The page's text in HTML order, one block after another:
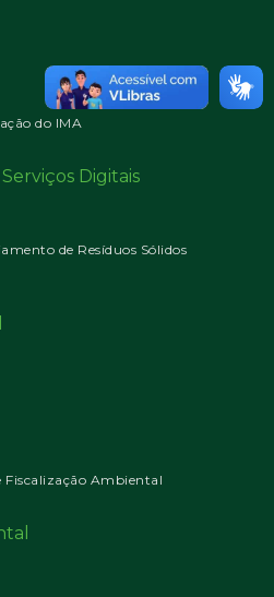
do IMA
Digitais
de Resíduos Sólidos
Fiscalização Ambiental